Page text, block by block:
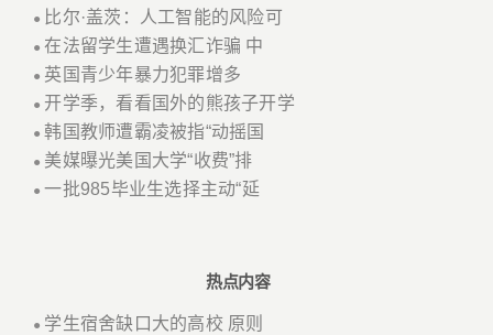
● 比尔·盖茨：人工智能的风险可
●在法留学生遭遇换汇诈骗 中
● 英国青少年暴力犯罪增多
● 开学季，看看国外的熊孩子开学
●韩国教师遭霸凌被指“动摇国
● 美媒曝光美国大学“收费”排
●一批985毕业生选择主动“延
热点内容
● 学生宿舍缺口大的高校 原则